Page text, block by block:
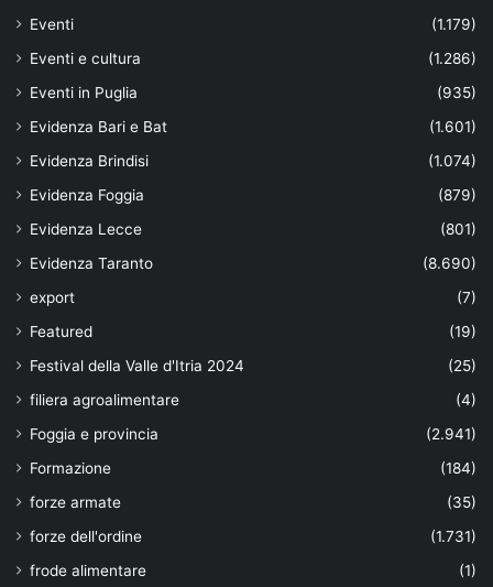
Eventi
(1.179)
Eventi e cultura
(1.286)
Eventi in Puglia
(935)
Evidenza Bari e Bat
(1.601)
Evidenza Brindisi
(1.074)
Evidenza Foggia
(879)
Evidenza Lecce
(801)
Evidenza Taranto
(8.690)
export
(7)
Featured
(19)
Festival della Valle d'Itria 2024
(25)
filiera agroalimentare
(4)
Foggia e provincia
(2.941)
Formazione
(184)
forze armate
(35)
forze dell'ordine
(1.731)
frode alimentare
(1)